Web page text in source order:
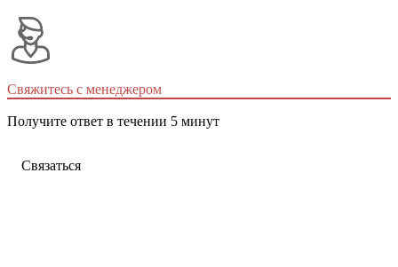
Свяжитесь с менеджером
Получите ответ в течении 5 минут
Связаться